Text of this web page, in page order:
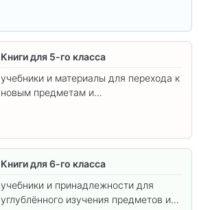
Книги для 5-го класса
учебники и материалы для перехода к
новым предметам и
Книги для 6-го класса
учебники и принадлежности для
углублённого изучения предметов и